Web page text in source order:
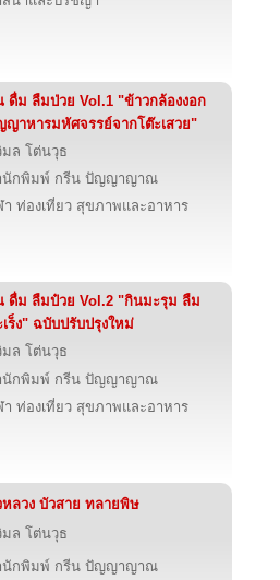
ดื่ม ลืมป่วย Vol.1 "ข้าวกล้องงอก
ญาหารมหัศจรรย์จากโต๊ะเสวย"
มล โต่นวุธ
นักพิมพ์ กรีน ปัญญาญาณ
า ท่องเที่ยว สุขภาพและอาหาร
ดื่ม ลืมป๋วย Vol.2 "กินมะรุม ลืม
ร็ง" ฉบับปรับปรุงใหม่
มล โต่นวุธ
นักพิมพ์ กรีน ปัญญาญาณ
า ท่องเที่ยว สุขภาพและอาหาร
หลวง บัวสาย ทลายพิษ
มล โต่นวุธ
นักพิมพ์ กรีน ปัญญาญาณ